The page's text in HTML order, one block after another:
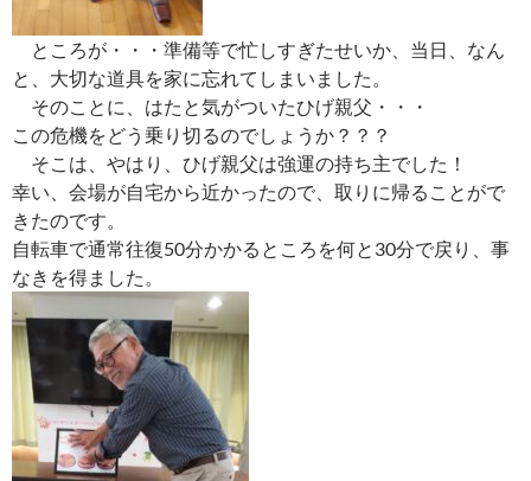
ところが・・・準備等で忙しすぎたせいか、当日、なん
と、大切な道具を家に忘れてしまいました。
そのことに、はたと気がついたひげ親父・・・
この危機をどう乗り切るのでしょうか？？？
そこは、やはり、ひげ親父は強運の持ち主でした！
幸い、会場が自宅から近かったので、取りに帰ることがで
きたのです。
自転車で通常往復50分かかるところを何と30分で戻り、事
なきを得ました。